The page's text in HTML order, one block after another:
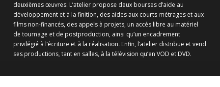
deuxièmes œuvres. L’atelier propose deux bourses d’aide au
développement et à la finition, des aides aux courts-métrages et aux
films non-financés, des appels à projets, un accès libre au matériel
de tournage et de postproduction, ainsi qu’un encadrement
privilégié à l’écriture et à la réalisation. Enfin, l’atelier distribue et vend
ses productions, tant en salles, à la télévision qu’en VOD et DVD.